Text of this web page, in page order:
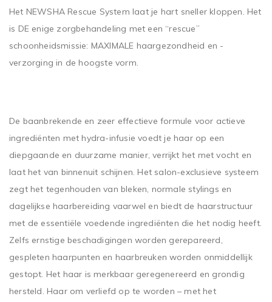
Het NEWSHA Rescue System laat je hart sneller kloppen. Het
is DE enige zorgbehandeling met een “rescue”
schoonheidsmissie: MAXIMALE haargezondheid en -
verzorging in de hoogste vorm.
De baanbrekende en zeer effectieve formule voor actieve
ingrediënten met hydra-infusie voedt je haar op een
diepgaande en duurzame manier, verrijkt het met vocht en
laat het van binnenuit schijnen. Het salon-exclusieve systeem
zegt het tegenhouden van bleken, normale stylings en
dagelijkse haarbereiding vaarwel en biedt de haarstructuur
met de essentiële voedende ingrediënten die het nodig heeft.
Zelfs ernstige beschadigingen worden gerepareerd,
gespleten haarpunten en haarbreuken worden onmiddellijk
gestopt. Het haar is merkbaar geregenereerd en grondig
hersteld. Haar om verliefd op te worden – met het